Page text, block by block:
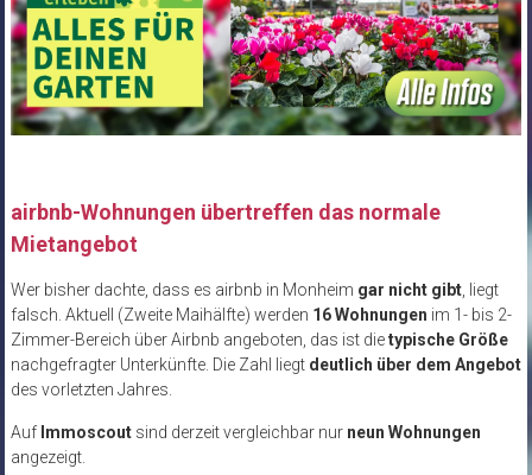
airbnb-Wohnungen übertreffen das normale
Mietangebot
Wer bisher dachte, dass es airbnb in Monheim gar nicht gibt, liegt
falsch. Aktuell (Zweite Maihälfte) werden 16 Wohnungen im 1- bis 2-
Zimmer-Bereich über Airbnb angeboten, das ist dietypische Größe
nachgefragter Unterkünfte. Die Zahl liegt deutlich über dem Angebot
des vorletzten Jahres.
Auf Immoscoutsind derzeit vergleichbar nur neun Wohnungen
angezeigt.